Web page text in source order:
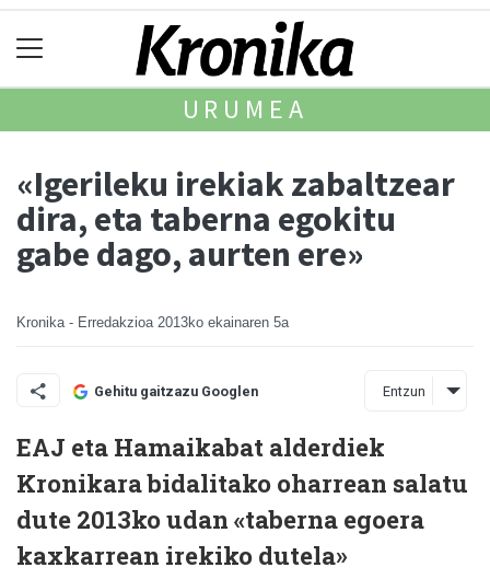
URUMEA
«Igerileku irekiak zabaltzear
dira, eta taberna egokitu
gabe dago, aurten ere»
Kronika - Erredakzioa 2013ko ekainaren 5a
Gehitu gaitzazu Googlen Entzun
EAJ eta Hamaikabat alderdiek
Kronikara bidalitako oharrean salatu
dute 2013ko udan «taberna egoera
kaxkarrean irekiko dutela»